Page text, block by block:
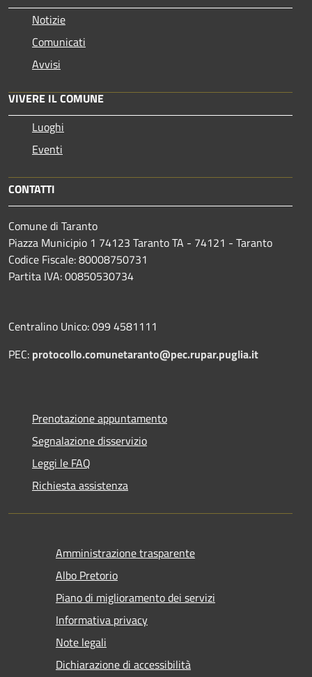
Notizie
Comunicati
Avvisi
VIVERE IL COMUNE
Luoghi
Eventi
CONTATTI
Comune di Taranto
Piazza Municipio 1 74123 Taranto TA - 74121 - Taranto
Codice Fiscale: 80008750731
Partita IVA: 00850530734
Centralino Unico: 099 4581111
PEC: protocollo.comunetaranto@pec.rupar.puglia.it
Prenotazione appuntamento
Segnalazione disservizio
Leggi le FAQ
Richiesta assistenza
Amministrazione trasparente
Albo Pretorio
Piano di miglioramento dei servizi
Informativa privacy
Note legali
Dichiarazione di accessibilità